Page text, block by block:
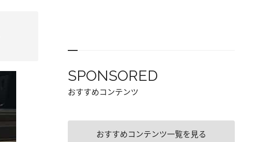
SPONSORED
おすすめコンテンツ
おすすめコンテンツ一覧を見る